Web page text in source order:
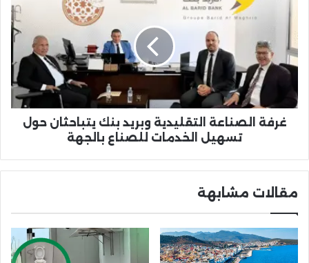
الصناعة
التقليدية
وبريد
بنك
يتباحثان
حول
تسهيل
الخدمات
للصناع
غرفة الصناعة التقليدية وبريد بنك يتباحثان حول
تسهيل الخدمات للصناع بالجهة
مقالات مشابهة